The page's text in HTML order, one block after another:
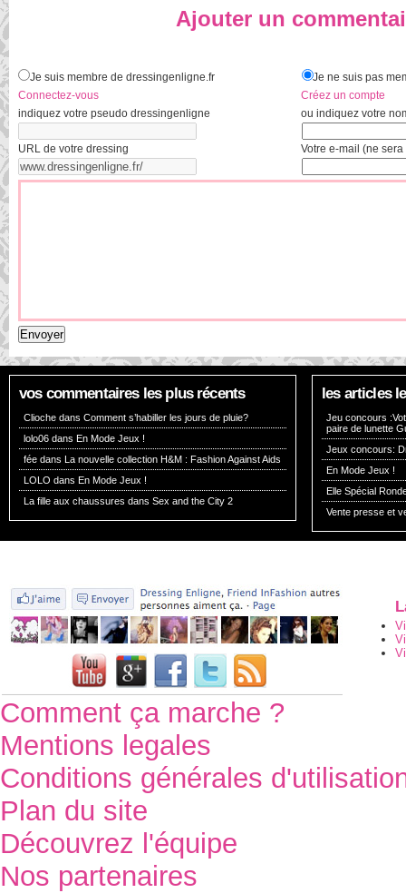
Ajouter un
Je suis membre de dressingenligne.fr
Connectez-vous
indiquez votre pseudo dressingenligne
URL de votre dressing
Je ne suis pas
Créez un compte
ou indiquez votre
Votre e-mail (ne
vos commentaires les plus récents
Clioche dans Comment s’habiller les jours de pluie?
lolo06 dans En Mode Jeux !
fée dans La nouvelle collection H&M : Fashion Against Aids
LOLO dans En Mode Jeux !
La fille aux chaussures dans Sex and the City 2
les articles
Jeu concours
paire de lunette
Jeux concours:
En Mode Jeux !
Elle Spécial
Vente presse et
Comment ça marche ?
Mentions legales
Conditions générales
Plan du site
Découvrez l'équipe
Nos partenaires